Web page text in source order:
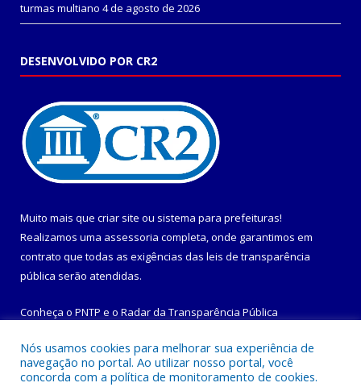
turmas multiano 4 de agosto de 2026
DESENVOLVIDO POR CR2
Muito mais que criar site ou sistema para prefeituras!
Realizamos uma assessoria completa, onde garantimos em
contrato que todas as exigências das leis de transparência
pública serão atendidas.
Conheça o PNTP e o Radar da Transparência Pública
Nós usamos cookies para melhorar sua experiência de
navegação no portal. Ao utilizar nosso portal, você
concorda com a política de monitoramento de cookies.